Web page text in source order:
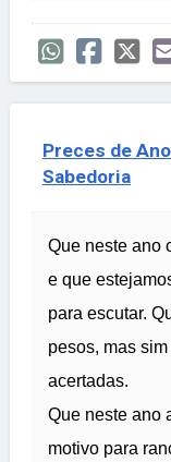
Preces de
Sabedoria
Que neste ano
e que
para escutar.
pesos, mas
acertadas.
Que neste ano
motivo para